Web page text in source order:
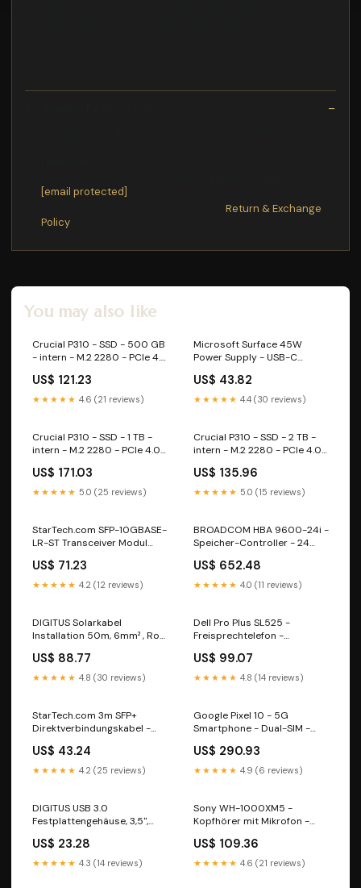
[email protected]
Return & Exchange
Policy
You may also like
Crucial P310 - SSD - 500 GB
- intern - M.2 2280 - PCIe 4.0
US$ 121.23
★★★★★ 4.6 (21 reviews)
Microsoft Surface 45W
Power Supply - USB-C
100-240 V - 45 Watt -
Deutschland, EMEA -
Schwarz - für Surface Laptop
US$ 43.82
★★★★★ 4.4 (30 reviews)
Crucial P310 - SSD - 1 TB -
intern - M.2 2280 - PCIe 4.0
US$ 171.03
★★★★★ 5.0 (25 reviews)
Crucial P310 - SSD - 2 TB -
intern - M.2 2280 - PCIe 4.0
US$ 135.96
★★★★★ 5.0 (15 reviews)
StarTech.com SFP-10GBASE-
LR-ST Transceiver Modul
Cisco kompatibel, Glasfaser,
1310nm, LC Single Mode mit
US$ 71.23
★★★★★ 4.2 (12 reviews)
BROADCOM HBA 9600-24i -
Speicher-Controller - 24
SAS 24Gb/s / PCIe 4.0
(NVMe) Taschen
US$ 652.48
★★★★★ 4.0 (11 reviews)
DIGITUS Solarkabel
Installation 50m, 6mm² , Rot,
beständig & wetterfest USB-
Hubs
US$ 88.77
★★★★★ 4.8 (30 reviews)
Dell Pro Plus SL525 -
Freisprechtelefon -
US$ 99.07
★★★★★ 4.8 (14 reviews)
StarTech.com 3m SFP+
Direktverbindungskabel -
Verlängerungskabel
US$ 43.24
★★★★★ 4.2 (25 reviews)
Google Pixel 10 - 5G
Smartphone - Dual-SIM -
Speicher 256 GB - OLED-
Display - 6.3" - 2424 x 1080
Pixel (120 Hz) Koffer
US$ 290.93
★★★★★ 4.9 (6 reviews)
DIGITUS USB 3.0
Festplattengehäuse, 3,5",
Headsets
US$ 23.28
★★★★★ 4.3 (14 reviews)
Sony WH-1000XM5 -
Kopfhörer mit Mikrofon -
US$ 109.36
★★★★★ 4.6 (21 reviews)